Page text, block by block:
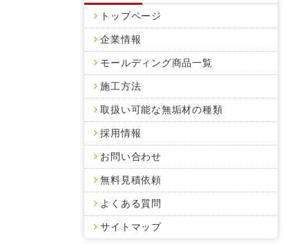
トップページ
企業情報
モールディング商品一覧
施工方法
取扱い可能な無垢材の種類
採用情報
お問い合わせ
無料見積依頼
よくある質問
サイトマップ